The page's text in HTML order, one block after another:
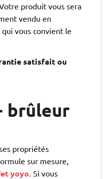
produit vous sera
vendu en
vous convient le
satisfait ou
brûleur
propriétés
sur mesure,
yoyo . Si vous